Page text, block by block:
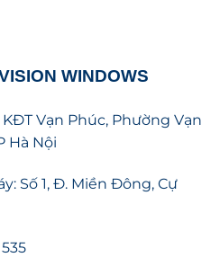
WINDOWS
KĐT Vạn Phúc, Phường Vạn
Hà Nội
Số 1, Đ. Miền Đông, Cự